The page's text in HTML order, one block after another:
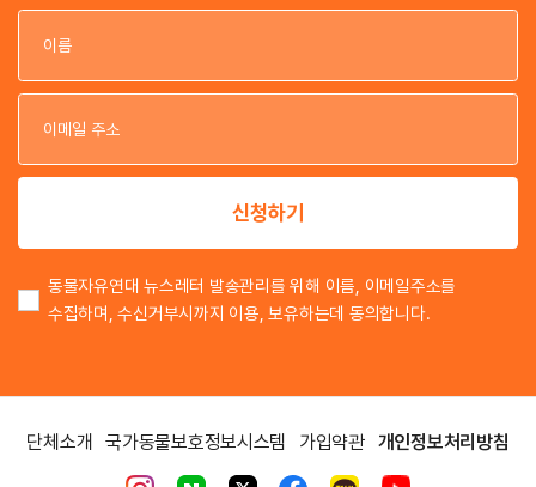
이
이
신청하기
동물자유연대 뉴스레터 발송관리를 위해 이름, 이메일주소를
수집하며, 수신거부시까지 이용, 보유하는데 동의합니다.
단체소개 국가동물보호정보시스템 가입약관 개인정보처리방침